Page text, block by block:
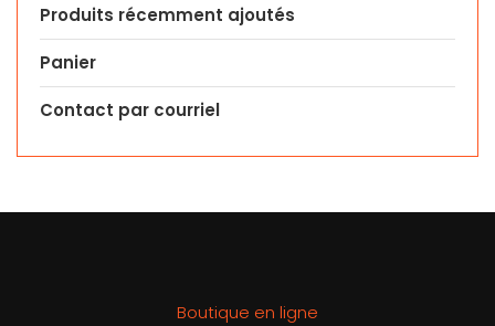
Produits récemment ajoutés
Panier
Contact par courriel
Boutique en ligne